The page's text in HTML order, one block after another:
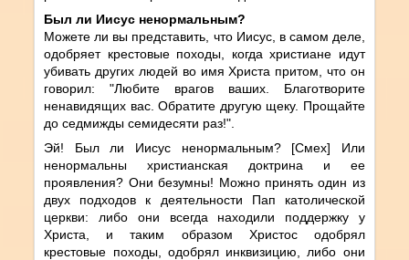
Был ли Иисус ненормальным?
Можете ли вы представить, что Иисус, в самом деле,
одобряет крестовые походы, когда христиане идут
убивать других людей во имя Христа притом, что он
говорил: "Любите врагов ваших. Благотворите
ненавидящих вас. Обратите другую щеку. Прощайте
до седмижды семидесяти раз!".
Эй! Был ли Иисус ненормальным? [Смех] Или
ненормальны христианская доктрина и ее
проявления? Они безумны! Можно принять один из
двух подходов к деятельности Пап католической
церкви: либо они всегда находили поддержку у
Христа, и таким образом Христос одобрял
крестовые походы, одобрял инквизицию, либо они